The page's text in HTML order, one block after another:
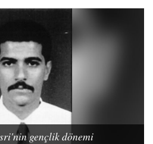
gençlik dönemi